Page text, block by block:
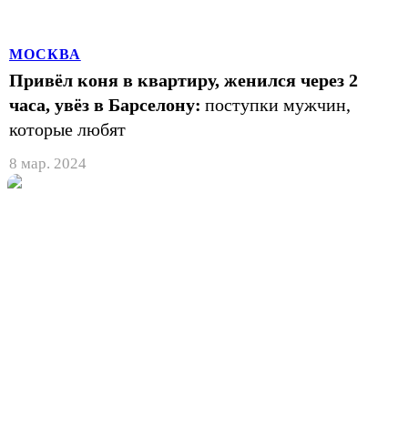
МОСКВА
Привёл коня в квартиру, женился через 2
часа, увёз в Барселону: поступки мужчин,
которые любят
8 мар. 2024